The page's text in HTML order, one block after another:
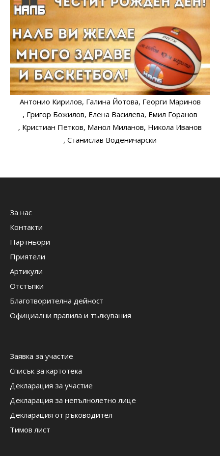
Антонио Кирилов, Галина Йотова, Георги Маринов
, Григор Божилов, Елена Василева, Емил Горанов
, Кристиан Петков, Манол Миланов, Никола Иванов
, Станислав Воденичарски
За нас
Контакти
Партньори
Приятели
Артикули
Отстъпки
Благотворителна дейност
Официални правила и тълкувания
Заявка за участие
Списък за картотека
Декларация за участие
Декларация за непълнолетно лице
Декларация от ръководител
Тимов лист